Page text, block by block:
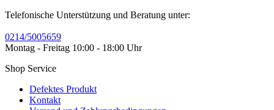
Telefonische Unterstützung und Beratung unter:
0214/5005659
Montag - Freitag 10:00 - 18:00 Uhr
Shop Service
Defektes Produkt
Kontakt